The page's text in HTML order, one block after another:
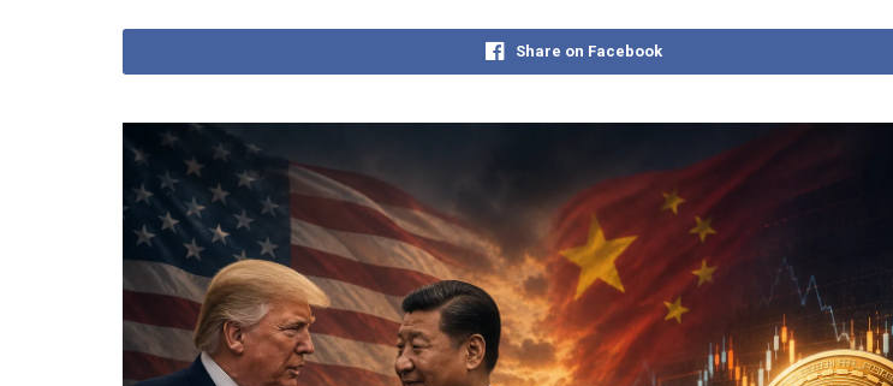
Share on Facebook